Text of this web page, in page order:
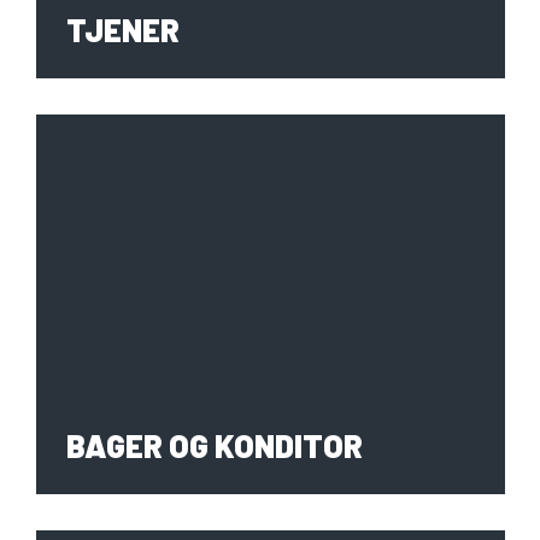
GASTRONOM
TJENER
BAGER OG KONDITOR